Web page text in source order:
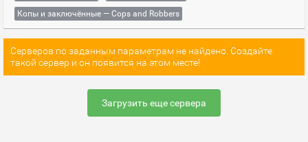
Копы и заключённые — Cops and Robbers
Серверов по заданным параметрам не найдено. Создайте
такой сервер и он появится на этом месте!
Загрузить еще сервера